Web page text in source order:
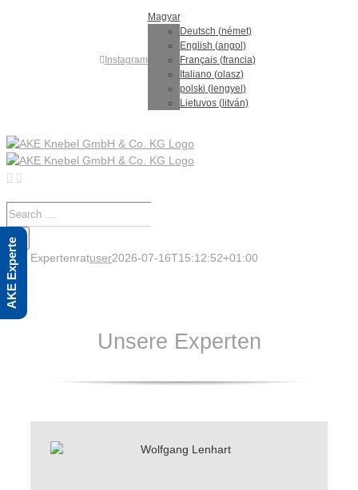
Instagram
Magyar
Deutsch (német)
English (angol )
Français(francia)
Italiano(olasz)
polski (lengyel )
Lietuvos(litván)
Search
for:
Expertenratuser2026-07-16T15:12:52+01:00
Unsere Experten
AKE Experte